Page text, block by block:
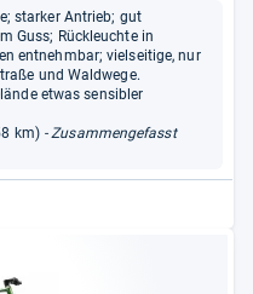
starker Antrieb; gut
Guss; Rückleuchte in
entnehmbar; vielseitige, nur
und Waldwege.
etwas sensibler
km)- Zusammengefasst